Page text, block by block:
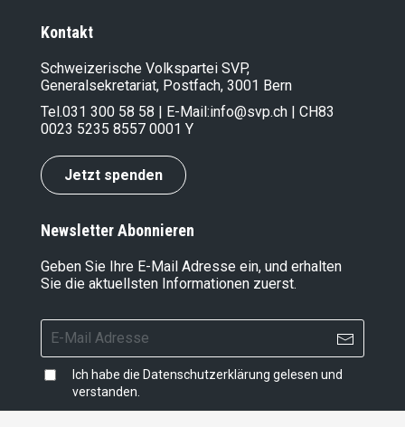
Kontakt
Schweizerische Volkspartei SVP,
Generalsekretariat, Postfach, 3001 Bern
Tel.031 300 58 58 | E-Mail:info@svp.ch | CH83
0023 5235 8557 0001 Y
Jetzt spenden
Newsletter Abonnieren
Geben Sie Ihre E-Mail Adresse ein, und erhalten
Sie die aktuellsten Informationen zuerst.
Ich habe die Datenschutzerklärung gelesen und
verstanden.